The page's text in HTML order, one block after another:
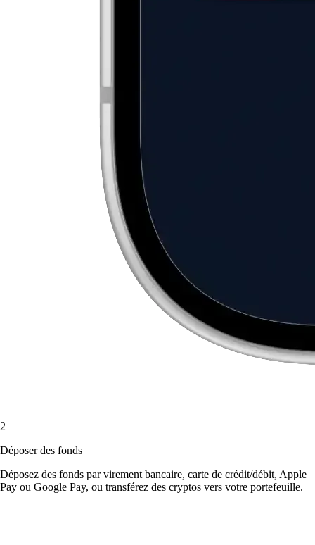
2
Déposer des fonds
Déposez des fonds par virement bancaire, carte de crédit/débit, Apple
Pay ou Google Pay, ou transférez des cryptos vers votre portefeuille.